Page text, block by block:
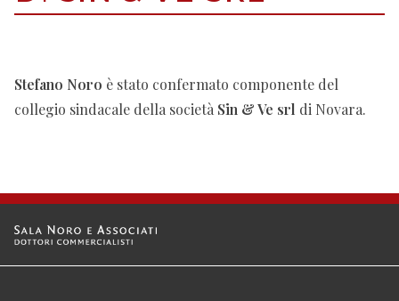
Stefano Noro è stato confermato componente del
collegio sindacale della società Sin & Ve srl di Novara.